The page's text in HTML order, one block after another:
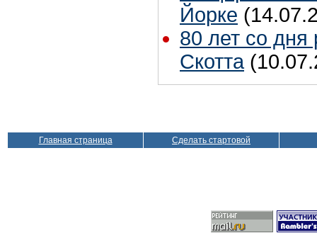
Йорке
80 лет со
Скотта
Главная страница Сделать стартовой